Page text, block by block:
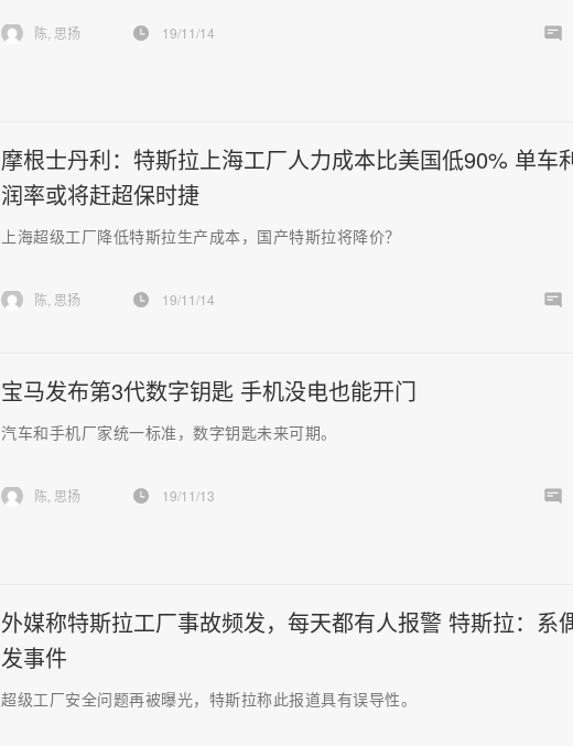
陈, 思扬 19/11/14
摩根士丹利：特斯拉上海工厂人力成本比美国低90% 单车
润率或将赶超保时捷
上海超级工厂降低特斯拉生产成本，国产特斯拉将降价？
陈, 思扬 19/11/14
宝马发布第3代数字钥匙 手机没电也能开门
汽车和手机厂家统一标准，数字钥匙未来可期。
陈, 思扬 19/11/13
外媒称特斯拉工厂事故频发，每天都有人报警 特斯拉：系
发事件
超级工厂安全问题再被曝光，特斯拉称此报道具有误导性。